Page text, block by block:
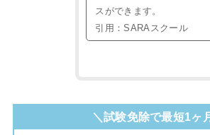
スができます。
引用：SARAスクール
＼試験免除で最短1ヶ